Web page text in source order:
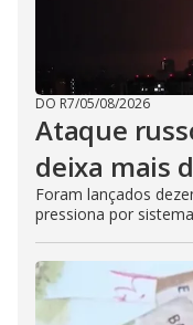
DO R7/05/08/2026
Ataque
deixa mais
Foram lançados
pressiona por